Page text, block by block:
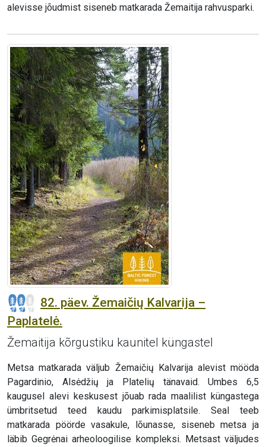
alevisse jõudmist siseneb matkarada Žemaitija rahvusparki.
82. päev. Žemaičių Kalvarija –
Paplatelė.
Žemaitija kõrgustiku kaunitel küngastel
Metsa matkarada väljub Žemaičių Kalvarija alevist mööda
Pagardinio, Alsėdžių ja Platelių tänavaid. Umbes 6,5
kaugusel alevi keskusest jõuab rada maalilist küngastega
ümbritsetud teed kaudu parkimisplatsile. Seal teeb
matkarada pöörde vasakule, lõunasse, siseneb metsa ja
läbib Gegrėnai arheoloogilise kompleksi. Metsast väljudes